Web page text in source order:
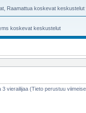
Raamattua koskevat keskustelut
koskevat keskustelut
vierailijaa (Tieto perustuu